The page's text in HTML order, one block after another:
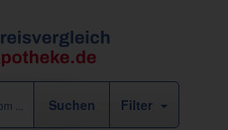
Filter